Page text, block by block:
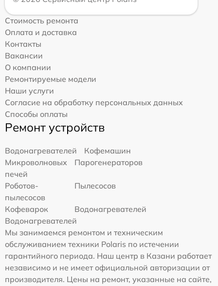
Стоимость ремонта
Оплата и доставка
Контакты
Вакансии
О компании
Ремонтируемые модели
Наши услуги
Согласие на обработку персональных данных
Способы оплаты
Ремонт устройств
Водонагревателей
Кофемашин
Микроволновых
печей
Парогенераторов
Роботов-
пылесосов
Пылесосов
Кофеварок
Водонагревателей
Водонагревателей
Мы занимаемся ремонтом и техническим
обслуживанием техники Polaris по истечении
гарантийного периода. Наш центр в Казани работает
независимо и не имеет официальной авторизации от
производителя. Цены на ремонт, указанные на сайте,